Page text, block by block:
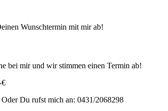
Wunschtermin mit mir ab!
bei mir und wir stimmen einen Termin ab!
€
Oder Du rufst mich an: 0431/2068298